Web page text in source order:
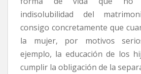
indisolubilidad del
consigo concretamente que
la mujer, por motivos
ejemplo, la educación de los
cumplir la obligación de la